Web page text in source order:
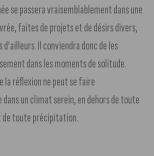
se passera vraisemblablement dans une
faites de projets et de désirs divers,
Il conviendra donc de les
dans les moments de solitude.
la réflexion ne peut se faire
un climat serein, en dehors de toute
toute précipitation.